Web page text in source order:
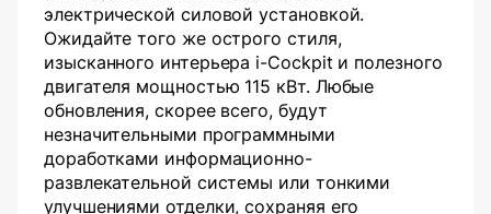
электрической силовой установкой.
Ожидайте того же острого стиля,
изысканного интерьера i-Cockpit и полезного
двигателя мощностью 115 кВт. Любые
обновления, скорее всего, будут
незначительными программными
доработками информационно-
развлекательной системы или тонкими
улучшениями отделки, сохраняя его